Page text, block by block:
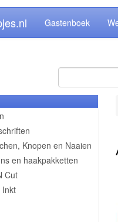
Gastenboek
Knopen en Naaien
en haakpakketten
Cut
Inkt